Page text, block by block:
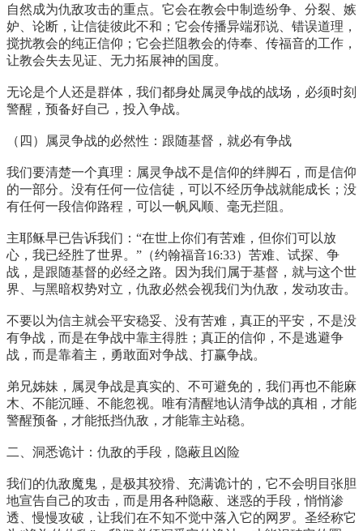
自然成为仇敌攻击的重点。它会在教会中制造纷争、分裂、嫉
妒、论断，让信徒彼此不和；它会传播异端邪说、错误道理，
搅扰教会的纯正信仰；它会拦阻教会的侍奉、传福音的工作，
让教会失去见证、无力拓展神的国度。
无论是个人还是群体，我们都身处属灵争战的战场，必须时刻
警醒，预备好自己，投入争战。
（四）属灵争战的必然性：跟随基督，就必有争战
我们要清楚一个真理：属灵争战不是信仰的绊脚石，而是信仰
的一部分。没有任何一位信徒，可以不经历争战就能成长；没
有任何一段信仰路程，可以一帆风顺、毫无拦阻。
主耶稣早已告诉我们：“在世上你们有苦难，但你们可以放
心，我已经胜了世界。”（约翰福音16:33）苦难、试探、争
战，是跟随基督的必经之路。因为我们属于基督，就与这个世
界、与黑暗权势对立，仇敌必然会视我们为仇敌，发动攻击。
不要以为信主就会平安稳妥、没有苦难，真正的平安，不是没
有争战，而是在争战中靠主得胜；真正的信仰，不是逃避争
战，而是靠着主，勇敢面对争战、打赢争战。
弟兄姊妹，属灵争战是真实的、不可避免的，我们再也不能麻
木、不能沉睡、不能忽视。唯有清醒地认清争战的真相，才能
警醒预备，才能抵挡仇敌，才能靠主站稳。
二、洞悉诡计：仇敌的手段，隐蔽且凶险
我们的仇敌魔鬼，是极其狡猾、充满诡计的，它不会明目张胆
地宣告自己的攻击，而是用各种隐蔽、迷惑的手段，悄悄渗
透、慢慢攻破，让我们在不知不觉中落入它的网罗。圣经称它